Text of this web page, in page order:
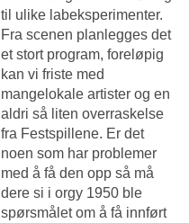
til ulike labeksperimenter.
Fra scenen planlegges det
et stort program, foreløpig
kan vi friste med
mangelokale artister og en
aldri så liten overraskelse
fra Festspillene. Er det
noen som har problemer
med å få den opp så må
dere si i orgy 1950 ble
spørsmålet om å få innført